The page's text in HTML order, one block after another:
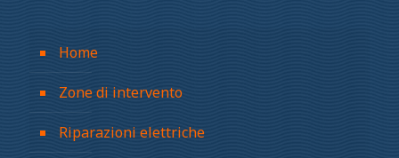
Home
Zone di intervento
Riparazioni elettriche